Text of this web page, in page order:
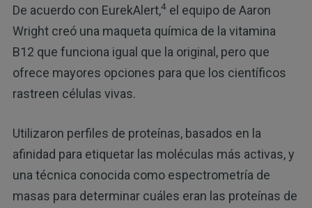
De acuerdo con EurekAlert,4el equipo de Aaron
Wright creó una maqueta química de la vitamina
B12 que funciona igual que la original, pero que
ofrece mayores opciones para que los científicos
rastreen células vivas.
Utilizaron perfiles de proteínas, basados en la
afinidad para etiquetar las moléculas más activas, y
una técnica conocida como espectrometría de
masas para determinar cuáles eran las proteínas de